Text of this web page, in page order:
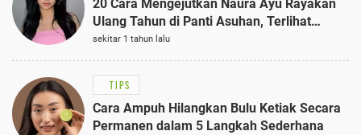
20 Cara Mengejutkan Naura Ayu Rayakan
Ulang Tahun di Panti Asuhan, Terlihat
Anggun dengan Kaftan Cokelat
sekitar 1 tahun lalu
TIPS
Cara Ampuh Hilangkan Bulu Ketiak Secara
Permanen dalam 5 Langkah Sederhana